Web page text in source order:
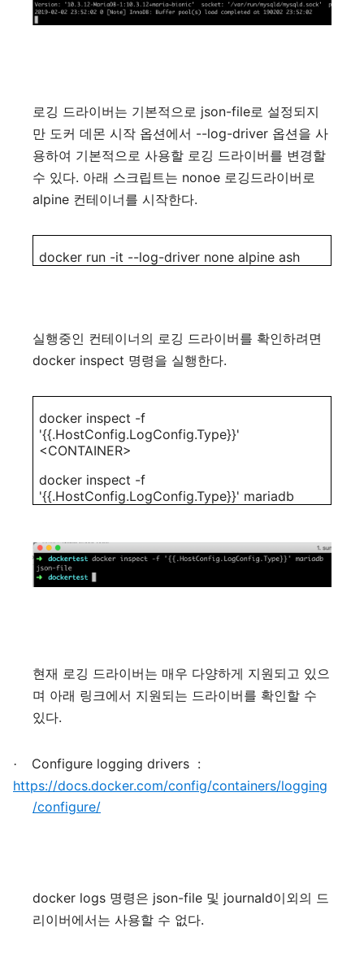
로깅 드라이버는 기본적으로 json-file로 설정되지
만 도커 데몬 시작 옵션에서 --log-driver 옵션을 사
용하여 기본적으로 사용할 로깅 드라이버를 변경할
수 있다. 아래 스크립트는 nonoe 로깅드라이버로
alpine 컨테이너를 시작한다.
docker run -it --log-driver none alpine ash
실행중인 컨테이너의 로깅 드라이버를 확인하려면
docker inspect 명령을 실행한다.
docker inspect -f
'{{.HostConfig.LogConfig.Type}}'
<CONTAINER>
docker inspect -f
'{{.HostConfig.LogConfig.Type}}' mariadb
현재 로깅 드라이버는 매우 다양하게 지원되고 있으
며 아래 링크에서 지원되는 드라이버를 확인할 수
있다.
· Configure logging drivers :
https://docs.docker.com/config/containers/logging
/configure/
docker logs 명령은 json-file 및 journald이외의
드
리이버에서는 사용할 수 없다.